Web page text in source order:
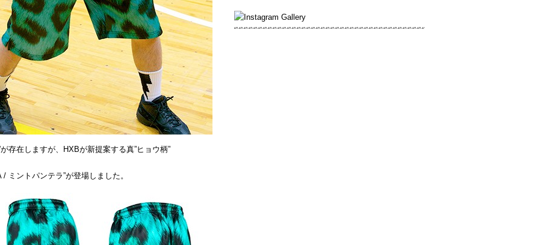
存在しますが、HXBが新提案する真”ヒョウ柄”
ミントパンテラ”が登場しました。